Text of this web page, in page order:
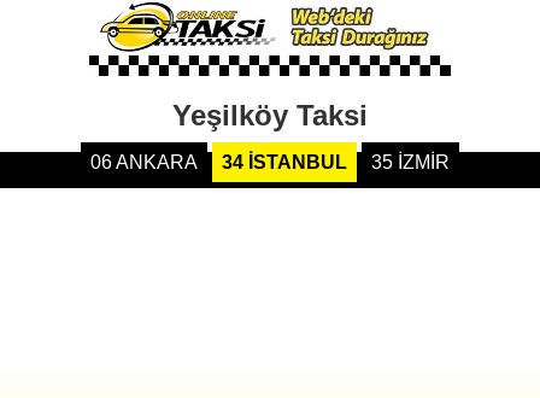
Yeşilköy Taksi
06 ANKARA 34 İSTANBUL 35 İZMİR